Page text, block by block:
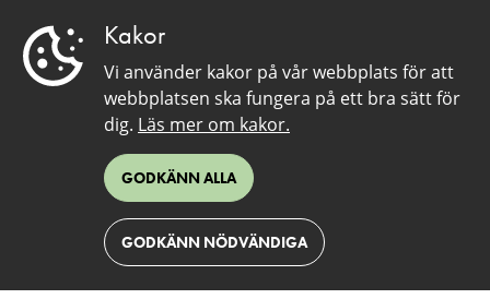
Kakor
Vi använder kakor på vår webbplats för att
webbplatsen ska fungera på ett bra sätt för
dig. Läs mer om kakor.
GODKÄNN ALLA
GODKÄNN NÖDVÄNDIGA